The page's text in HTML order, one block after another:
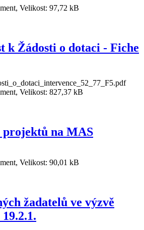
Velikost: 97,72 kB
k Žádosti o dotaci - Fiche
Velikost: 827,37 kB
projektů na MAS
Velikost: 90,01 kB
žadatelů ve výzvě